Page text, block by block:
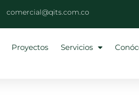
comercial@qits.com.co
Proyectos Servicios